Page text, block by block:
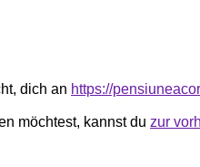
dich an https://
möchtest, kannst du zur